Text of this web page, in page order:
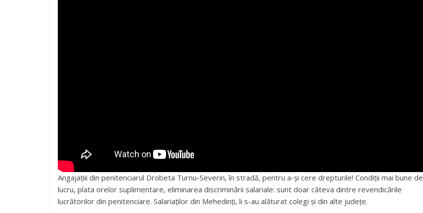
Angajațiii din penitenciarul Drobeta Turnu-Severin, în stradă, pentru a-și cere drepturile! Condiții mai bune de
lucru, plata orelor suplimentare, eliminarea discriminării salariale: sunt doar câteva dintre revendicările
lucrătorilor din penitenciare. Salariaților din Mehedinți, li s-au alăturat colegi și din alte județe.